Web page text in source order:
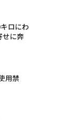
ロにわ
せに奔
用禁